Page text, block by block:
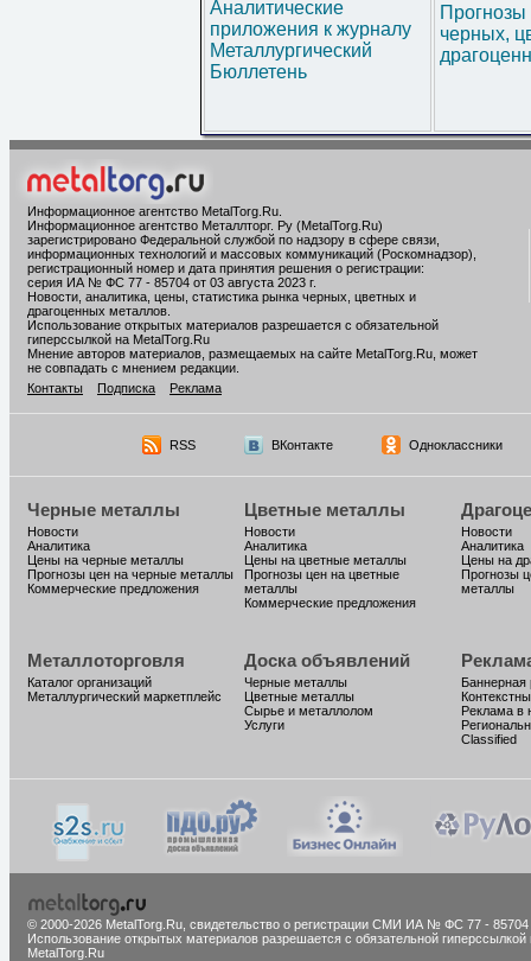
Аналитические
приложения к журналу
Металлургический
Бюллетень
черных,
Информационное агентство MetalTorg.Ru
Информационное агентство Металлторг. Ру (MetalTorg.Ru)
зарегистрировано Федеральной службой по надзору в сфере связи,
информационных технологий и массовых коммуникаций (Роскомнадзор),
регистрационный номер и дата принятия решения о регистрации:
серия ИА № ФС 77 - 85704 от 03 августа 2023 г.
Новости, аналитика, цены, статистика рынка черных, цветных и
драгоценных металлов.
Использование открытых материалов разрешается с обязательной
гиперссылкой на MetalTorg.Ru
Мнение авторов материалов, размещаемых на сайте MetalTorg.Ru, может
не совпадать с мнением редакции.
Контакты
Подписка Реклама
RSS ВКонтакте Одноклассники
Черные металлы
Новости
Аналитика
Цены на черные металлы
Прогнозы цен на черные металлы
Коммерческие предложения
Цветные металлы
Новости
Аналитика
Цены на цветные металлы
Прогнозы цен на цветные
металлы
Коммерческие предложения
Новости
Аналитика
Цены на
Прогнозы
металлы
Металлоторговля
Каталог организаций
Металлургический маркетплейс
Доска объявлений
Черные металлы
Цветные металлы
Сырье и металлолом
Услуги
Баннерная
Реклама в
Classified
© 2000-2026 MetalTorg.Ru, cвидетельство о регистрации СМИ ИА № ФС 77 - 85704
Использование открытых материалов разрешается с обязательной гиперссылкой
MetalTorg.Ru